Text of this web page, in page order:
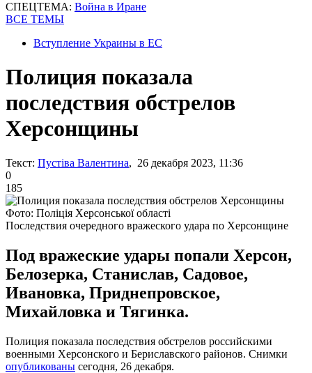
СПЕЦТЕМА: Война в Иране
ВСЕ ТЕМЫ
Вступление Украины в ЕС
Полиция показала
последствия обстрелов
Херсонщины
Текст: Пустіва Валентина, 26 декабря 2023, 11:36
0
185
Фото: Поліція Херсонської області
Последствия очередного вражеского удара по Херсонщине
Под вражеские удары попали Херсон,
Белозерка, Станислав, Садовое,
Ивановка, Приднепровское,
Михайловка и Тягинка.
Полиция показала последствия обстрелов российскими
военными Херсонского и Бериславского районов. Снимки
опубликованы сегодня, 26 декабря.